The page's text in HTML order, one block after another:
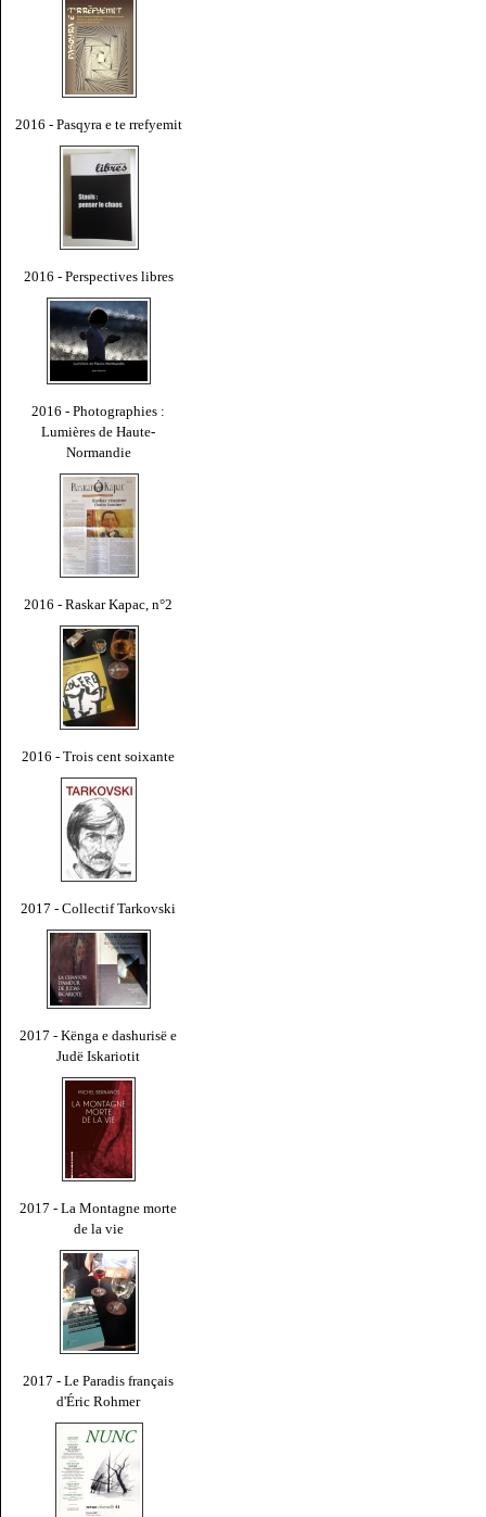
2016 - Pasqyra e te rrefyemit
2016 - Perspectives libres
2016 - Photographies :
Lumières de Haute-
Normandie
2016 - Raskar Kapac, n°2
2016 - Trois cent soixante
2017 - Collectif Tarkovski
2017 - Kënga e dashurisë e
Judë Iskariotit
2017 - La Montagne morte
de la vie
2017 - Le Paradis français
d'Éric Rohmer